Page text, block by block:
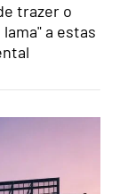
trazer o
a estas